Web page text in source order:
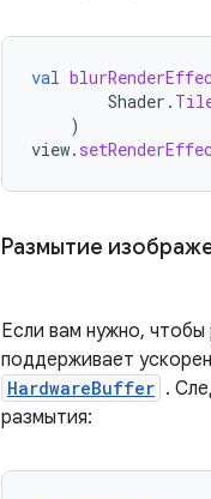
val
Shader .
)
view.
Размытие
Если вам нужно,
поддерживает
HardwareBuffer .
размытия: